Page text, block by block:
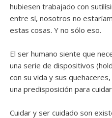
hubiesen trabajado con
entre sí, nosotros no
estas cosas. Y no sólo eso.
El ser humano siente que
una serie de dispositivos
con su vida y sus
una predisposición para
Cuidar y ser cuidado son